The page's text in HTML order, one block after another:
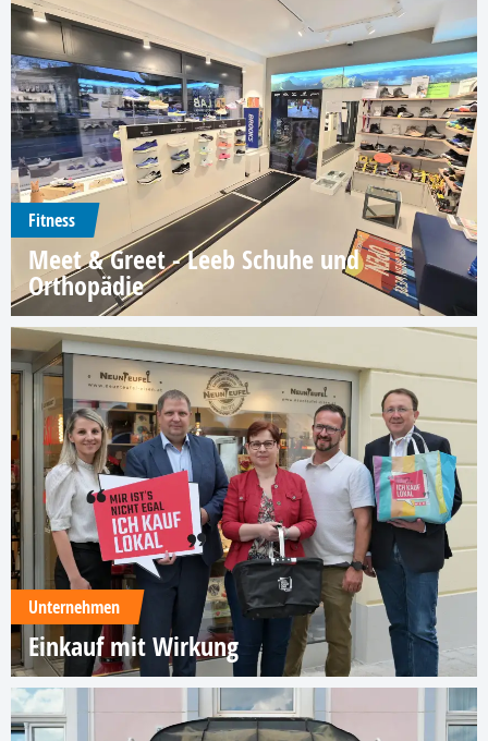
Fitness
Meet & Greet - Leeb Schuhe und
Orthopädie
Unternehmen
Einkauf mit Wirkung